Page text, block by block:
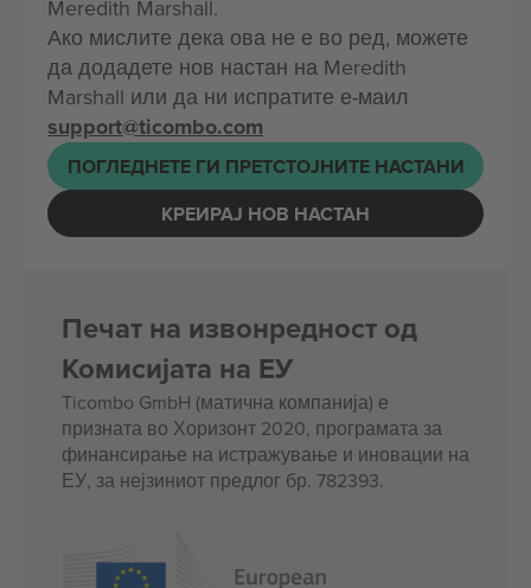
Meredith Marshall.
Ако мислите дека ова не е во ред, можете
да додадете нов настан на Meredith
Marshall или да ни испратите е-маил
support@ticombo.com
ПОГЛЕДНЕТЕ ГИ ПРЕТСТОЈНИТЕ НАСТАНИ
КРЕИРАЈ НОВ НАСТАН
Печат на извонредност од
Комисијата на ЕУ
Ticombo GmbH (матична компанија) е
призната во Хоризонт 2020, програмата за
финансирање на истражување и иновации на
ЕУ, за нејзиниот предлог бр. 782393.